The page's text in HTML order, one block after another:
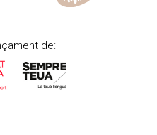
de: